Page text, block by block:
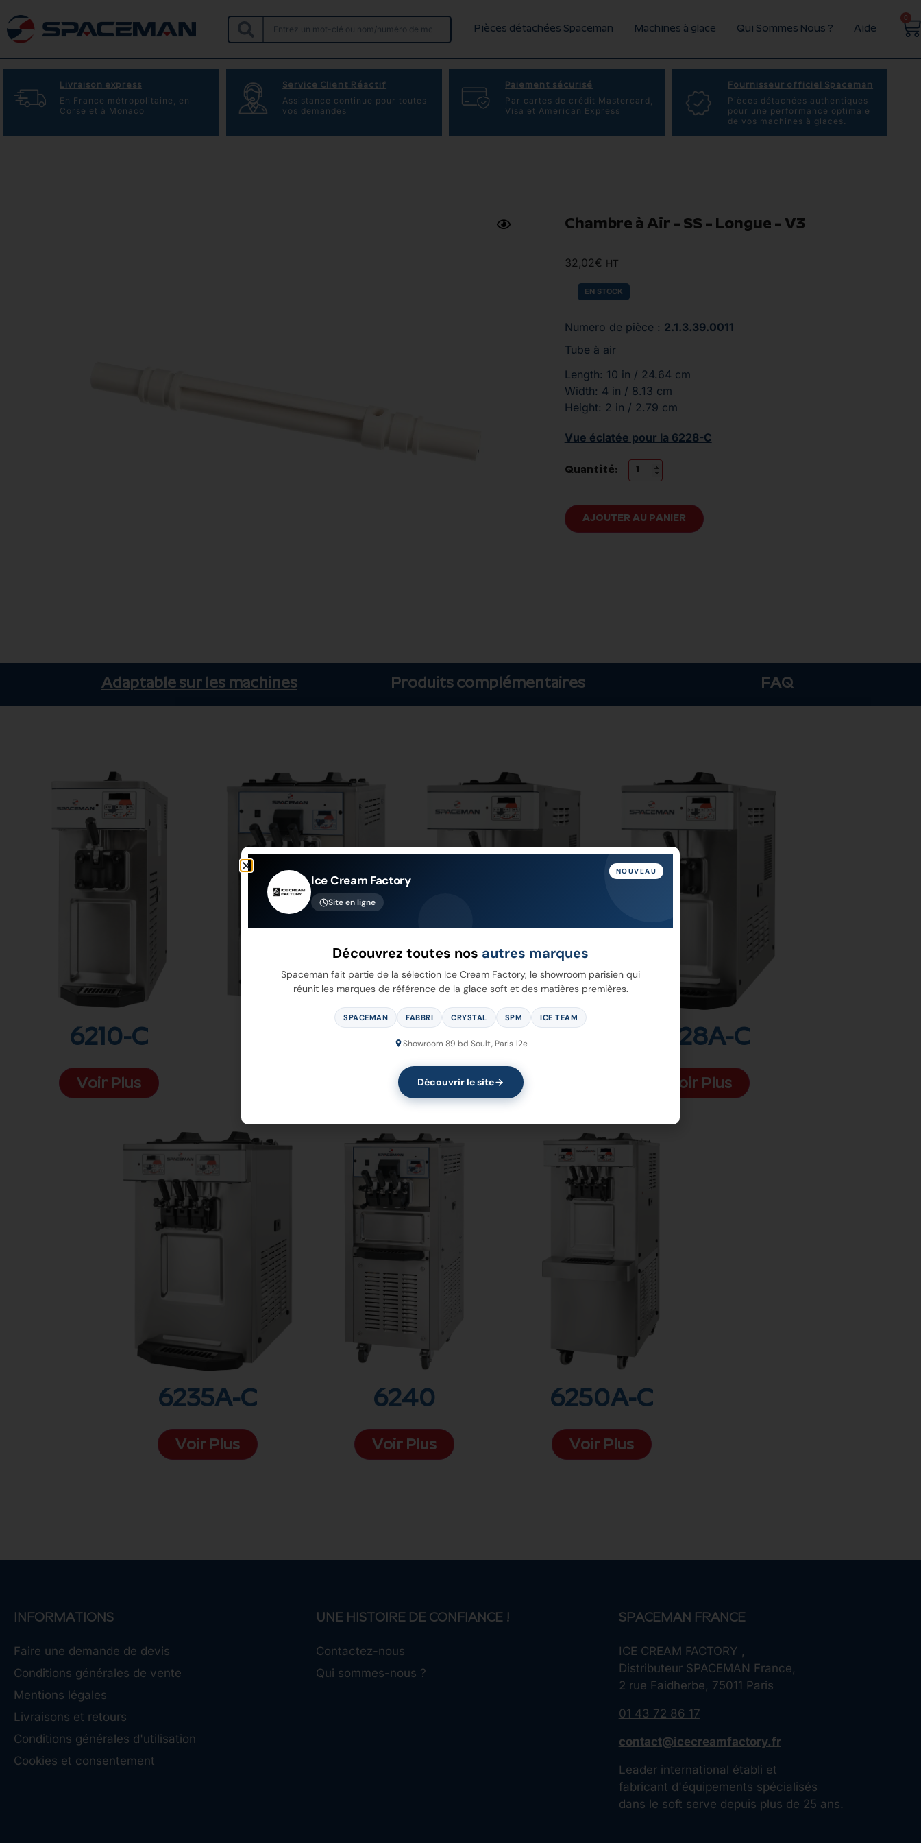
Pièces détachées Spaceman Machines à glace Qui Sommes Nous ? Aide
0
Livraison express
En France métropolitaine, en
Corse et à Monaco
Service Client Réactif
Assistance continue pour toutes
vos demandes
Paiement sécurisé
Par cartes de crédit Mastercard,
Visa et American Express
Fournisseur officiel Spaceman
Pièces détachées authentiques
pour une performance optimale
de vos machines à glaces.
Chambre à Air – SS – Longue – V3
32,02€ HT
EN STOCK
Numero de pièce : 2.1.3.39.0011
Tube à air
Length: 10 in / 24.64 cm
Width: 4 in / 8.13 cm
Height: 2 in / 2.79 cm
Vue éclatée pour la 6228-C
Quantité:
AJOUTER AU PANIER
Adaptable sur les machines Produits complémentaires FAQ
6210-C
Voir Plus
6228-C
Voir Plus
6228A-C
Voir Plus
6235A-C
Voir Plus
6240
Voir Plus
6250A-C
Voir Plus
INFORMATIONS
Faire une demande de devis
Conditions générales de vente
Mentions légales
Livraisons et retours
Conditions générales d'utilisation
Cookies et consentement
UNE HISTOIRE DE CONFIANCE !
Contactez-nous
Qui sommes-nous ?
SPACEMAN FRANCE
ICE CREAM FACTORY ,
Distributeur SPACEMAN France,
2 rue Faidherbe, 75011 Paris
01 43 72 86 17
contact@icecreamfactory.fr
Leader international établi et
fabricant d'équipements spécialisés
dans le soft serve depuis plus de 25 ans.
NOUVEAU
Ice Cream Factory
Site en ligne
Découvrez toutes nos autres marques
Spaceman fait partie de la sélection Ice Cream Factory, le showroom parisien qui
réunit les marques de référence de la glace soft et des matières premières.
SPACEMAN FABBRI CRYSTAL SPM ICE TEAM
Showroom 89 bd Soult, Paris 12e
Découvrir le site